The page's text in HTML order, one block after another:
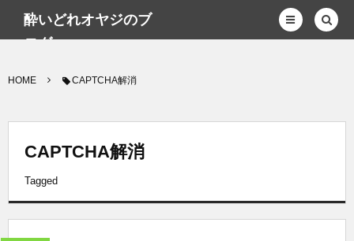
酔いどれオヤジのブ
ログwp
HOME CAPTCHA解消
CAPTCHA解消
Tagged